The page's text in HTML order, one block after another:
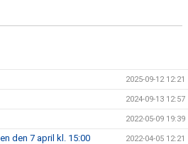
2025-09-12 12:21
2024-09-13 12:57
2022-05-09 19:39
den 7 april kl. 15:00 2022-04-05 12:21